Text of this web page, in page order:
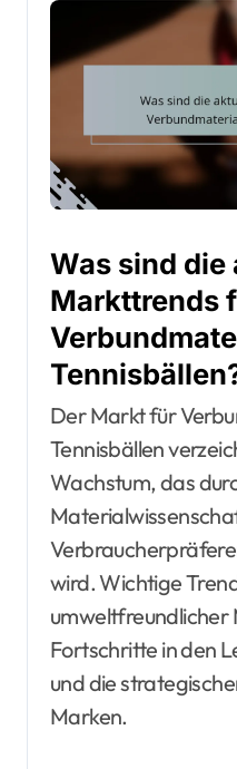
Was sind die
Markttrends
Der Markt für
Tennisbällen
Wachstum, das
wird. Wichtige
umweltfreundlicher
Fortschritte in den
und die
Marken.